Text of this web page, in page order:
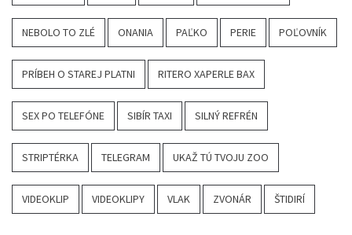
NEBOLO TO ZLÉ ONANIA PAĽKO PERIE POĽOVNÍK
PRÍBEH O STAREJ PLATNI RITERO XAPERLE BAX
SEX PO TELEFÓNE SIBÍR TAXI SILNÝ REFRÉN
STRIPTÉRKA TELEGRAM UKAŽ TÚ TVOJU ZOO
VIDEOKLIP VIDEOKLIPY VLAK ZVONÁR ŠTIDIRÍ